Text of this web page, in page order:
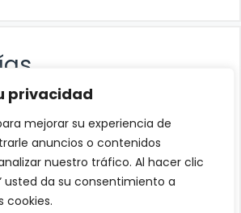
privacidad
mejorar su experiencia de
anuncios o contenidos
nuestro tráfico. Al hacer clic
usted da su consentimiento a
cookies.